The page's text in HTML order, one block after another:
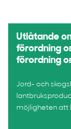
Utlåtande
förordning
förordning
Jord- och
möjligheten att